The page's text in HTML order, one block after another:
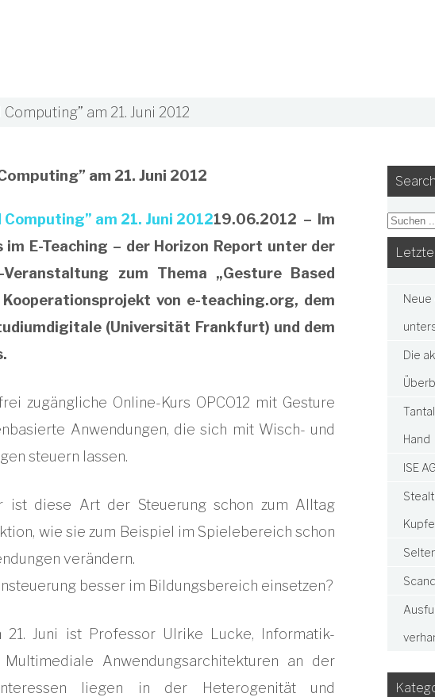
am 21. Juni 2012
am 21. Juni 2012
19.06.2012 – Im
im E-Teaching – der Horizon Report unter der
zum Thema „Gesture Based
von e-teaching.org, dem
(Universität Frankfurt) und dem
zugängliche Online-Kurs OPCO12 mit Gesture
Anwendungen, die sich mit Wisch- und
steuern lassen.
ist diese Art der Steuerung schon zum Alltag
wie sie zum Beispiel im Spielebereich schon
verändern.
besser im Bildungsbereich einsetzen?
Juni ist Professor Ulrike Lucke, Informatik-
Anwendungsarchitekturen an der
liegen in der Heterogenität und
Search
Neue
Die
Hand
ISE